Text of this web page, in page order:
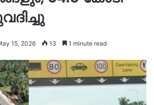
15, 2026 13 1 minute read